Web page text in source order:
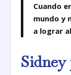
Cuando
mundo y
a lograr